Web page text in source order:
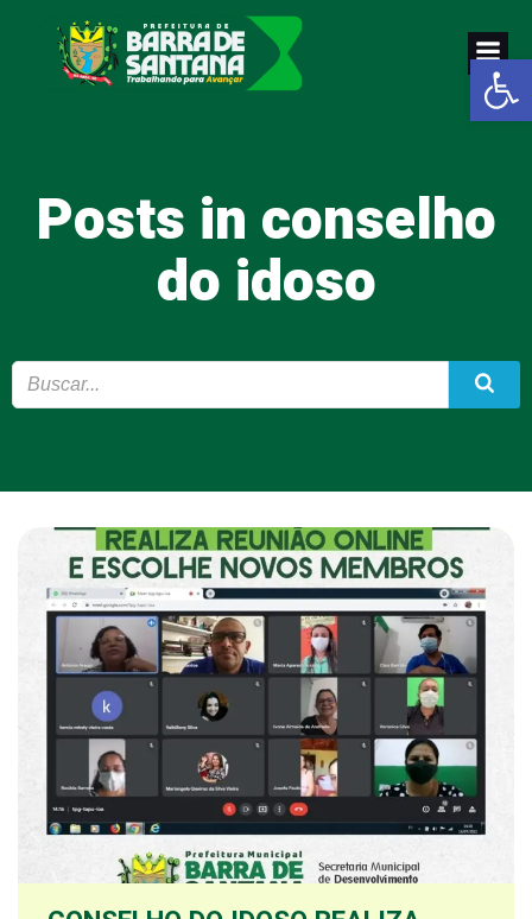
Abrir
Pular
para
o
conteúdo
Posts in conselho
do idoso